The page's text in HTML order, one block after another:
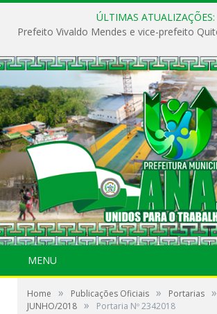
ÚLTIMAS ATUALIZAÇÕES:
MENU
Home » Publicações Oficiais » Portarias »
JUNHO/2018 » Portaria Nº 2342018